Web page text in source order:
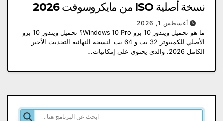
نسخة أصلية ISO من مايكروسوفت 2026
أغسطس 1, 2026
ما هو تحميل ويندوز 10 برو Windows 10 Pro؟ تحميل ويندوز 10 برو
الأصلي للكمبيوتر 32 بت و 64 بت النسخة النهائية التحديث الأخير
الكامل 2026. والذي يحتوي على إمكانيات…